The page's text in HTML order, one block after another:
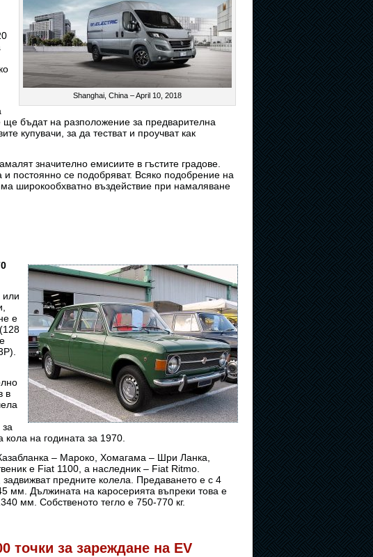
Shanghai, China – April 10, 2018
ще бъдат на разположение за предварителна
купувачи, за да тестват и проучват как
значително емисиите в гъстите градове.
и постоянно се подобряват. Всяко подобрение на
широкообхватно въздействие при намаляване
или
е
в
на годината за 1970.
– Мароко, Хомагама – Шри Ланка,
е Fiat 1100, а наследник – Fiat Ritmo.
предните колела. Предаването е с 4
мм. Дължината на каросерията въпреки това е
мм. Собственото тегло е 750-770 кг.
точки за зареждане на EV